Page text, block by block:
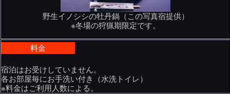
野生イノシシの牡丹鍋（この写真宿提供）
※冬場の狩猟期限定です。
料金
宿泊はお受けしていません。
各お部屋毎にお手洗い付き（水洗トイレ）
※料金はご利用人数による。